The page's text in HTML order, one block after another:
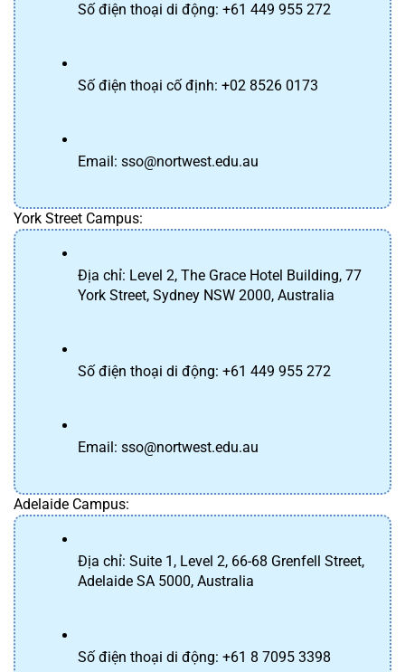
Số điện thoại di động: +61 449 955 272
Số điện thoại cố định: +02 8526 0173
Email: sso@nortwest.edu.au
York Street Campus:
Địa chỉ: Level 2, The Grace Hotel Building, 77
York Street, Sydney NSW 2000, Australia
Số điện thoại di động: +61 449 955 272
Email: sso@nortwest.edu.au
Adelaide Campus:
Địa chỉ: Suite 1, Level 2, 66-68 Grenfell Street,
Adelaide SA 5000, Australia
Số điện thoại di động: +61 8 7095 3398